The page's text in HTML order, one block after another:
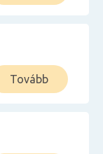
Tovább